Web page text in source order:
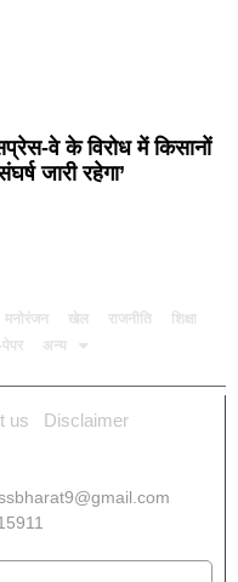
वे के विरोध में किसानों
जारी रहेगा’
मनोरंजन खेल राजनीति
शिक्षा
अन्य
us
Disclaimer